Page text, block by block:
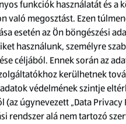
Oops!
went wrong. Please try
funkciók használatát és a
való megosztást. Ezen
esetén az Ön böngészési
használunk, személyre
céljából. Ennek során az
kerülhetnek
védelmének szintje
(az úgynevezett „Data Privacy
rendszer alá nem tartozó